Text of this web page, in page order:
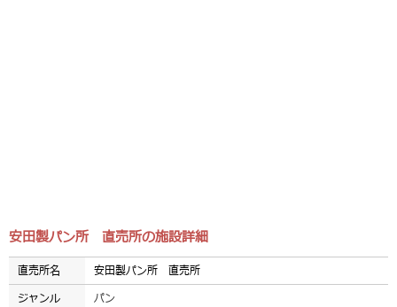
安田製パン所 直売所の施設詳細
直売所名
安田製パン所 直売所
ジャンル
パン